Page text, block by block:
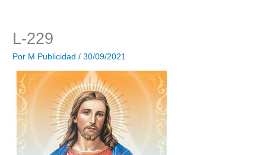
L-229
Por M Publicidad/30/09/2021